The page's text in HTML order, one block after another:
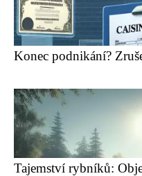
Konec podnikání?
Tajemství rybníků: